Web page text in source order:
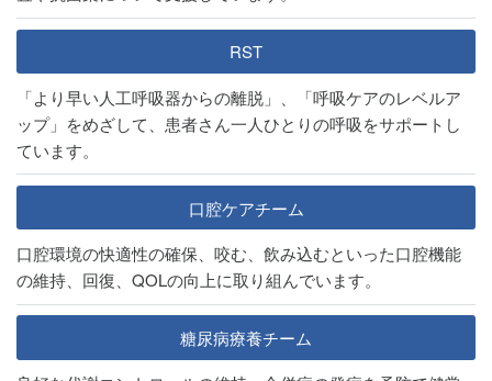
RST
「より早い人工呼吸器からの離脱」、「呼吸ケアのレベルア
ップ」をめざして、患者さん一人ひとりの呼吸をサポートし
ています。
口腔ケアチーム
口腔環境の快適性の確保、咬む、飲み込むといった口腔機能
の維持、回復、QOLの向上に取り組んでいます。
糖尿病療養チーム